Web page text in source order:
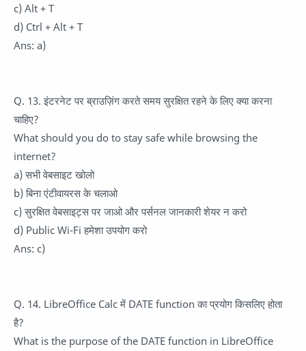
c) Alt + T
d) Ctrl + Alt + T
Ans: a)
Q. 13. इंटरनेट पर ब्राउज़िंग करते समय सुरक्षित रहने के लिए क्या करना
चाहिए?
What should you do to stay safe while browsing the
internet?
a) सभी वेबसाइट खोलो
b) बिना एंटीवायरस के चलाओ
c) सुरक्षित वेबसाइट्स पर जाओ और पर्सनल जानकारी शेयर न करो
d) Public Wi-Fi हमेशा उपयोग करो
Ans: c)
Q. 14. LibreOffice Calc में DATE function का प्रयोग किसलिए होता
है?
What is the purpose of the DATE function in LibreOffice